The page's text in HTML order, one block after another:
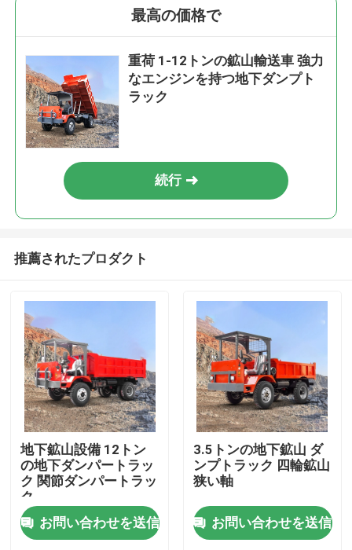
最高の価格で
重荷 1-12トンの鉱山輸送車 強力
なエンジンを持つ地下ダンプト
ラック
続行
推薦されたプロダクト
地下鉱山設備 12トン
の地下ダンパートラッ
ク 関節ダンパートラッ
ク
お問い合わせを送信
3.5トンの地下鉱山 ダ
ンプトラック 四輪鉱山
狭い軸
お問い合わせを送信